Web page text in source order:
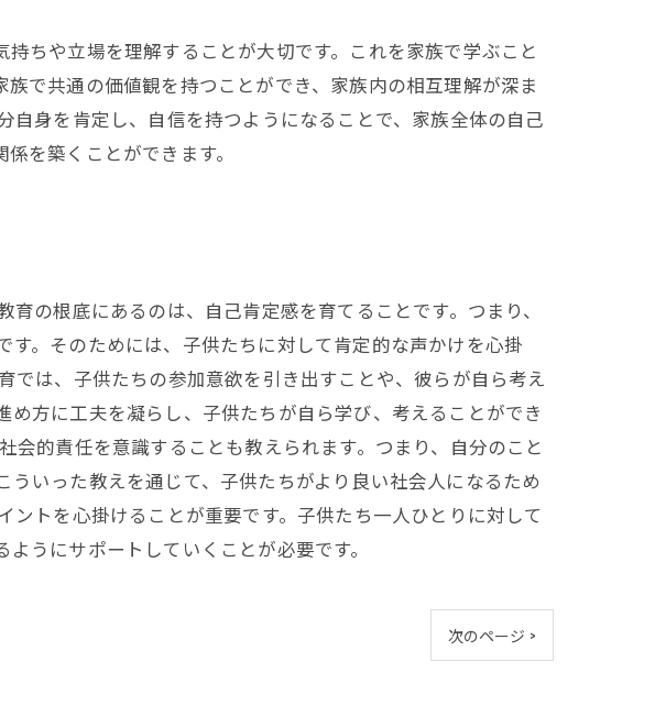
ちや立場を理解することが大切です。これを家族で学ぶこと
で共通の価値観を持つことができ、家族内の相互理解が深ま
身を肯定し、自信を持つようになることで、家族全体の自己
を築くことができます。
の根底にあるのは、自己肯定感を育てることです。つまり、
。そのためには、子供たちに対して肯定的な声かけを心掛
は、子供たちの参加意欲を引き出すことや、彼らが自ら考え
方に工夫を凝らし、子供たちが自ら学び、考えることができ
的責任を意識することも教えられます。つまり、自分のこと
いった教えを通じて、子供たちがより良い社会人になるため
トを心掛けることが重要です。子供たち一人ひとりに対して
うにサポートしていくことが必要です。
次のページ >